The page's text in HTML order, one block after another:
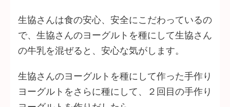
生協さんは食の安心、安全にこだわっているの
で、生協さんのヨーグルトを種にして生協さん
の牛乳を混ぜると、安心な気がします。
生協さんのヨーグルトを種にして作った手作り
ヨーグルトをさらに種にして、２回目の手作り